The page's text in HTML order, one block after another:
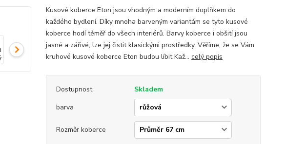
Kusové koberce Eton jsou vhodným a moderním doplňkem do
každého bydlení. Díky mnoha barveným variantám se tyto kusové
koberce hodí téměř do všech interiérů. Barvy koberce i obšití jsou
jasné a zářivé, lze jej čistit klasickými prostředky. Věříme, že se Vám
kruhové kusové koberce Eton budou líbit Kaž... celý popis
Dostupnost
Skladem
barva
Rozměr koberce